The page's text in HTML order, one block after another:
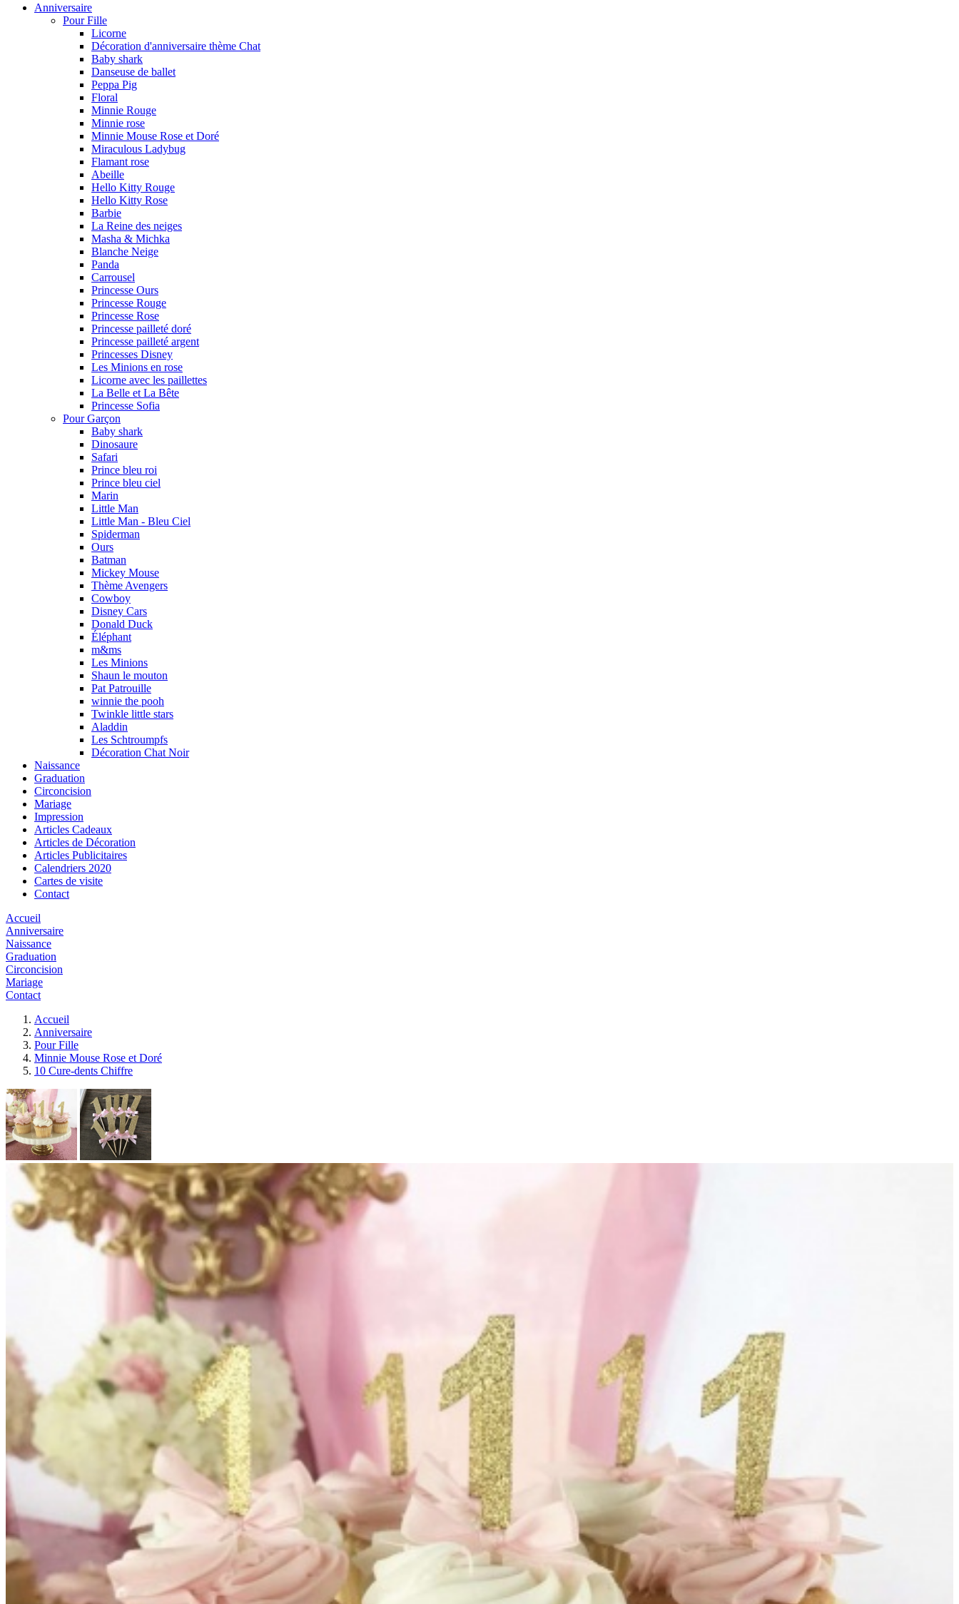
Anniversaire
Pour Fille
Licorne
Décoration d'anniversaire thème Chat
Baby shark
Danseuse de ballet
Peppa Pig
Floral
Minnie Rouge
Minnie rose
Minnie Mouse Rose et Doré
Miraculous Ladybug
Flamant rose
Abeille
Hello Kitty Rouge
Hello Kitty Rose
Barbie
La Reine des neiges
Masha & Michka
Blanche Neige
Panda
Carrousel
Princesse Ours
Princesse Rouge
Princesse Rose
Princesse pailleté doré
Princesse pailleté argent
Princesses Disney
Les Minions en rose
Licorne avec les paillettes
La Belle et La Bête
Princesse Sofia
Pour Garçon
Baby shark
Dinosaure
Safari
Prince bleu roi
Prince bleu ciel
Marin
Little Man
Little Man - Bleu Ciel
Spiderman
Ours
Batman
Mickey Mouse
Thème Avengers
Cowboy
Disney Cars
Donald Duck
Éléphant
m&ms
Les Minions
Shaun le mouton
Pat Patrouille
winnie the pooh
Twinkle little stars
Aladdin
Les Schtroumpfs
Décoration Chat Noir
Naissance
Graduation
Circoncision
Mariage
Impression
Articles Cadeaux
Articles de Décoration
Articles Publicitaires
Calendriers 2020
Cartes de visite
Contact
Accueil
Anniversaire
Naissance
Graduation
Circoncision
Mariage
Contact
Accueil
Anniversaire
Pour Fille
Minnie Mouse Rose et Doré
10 Cure-dents Chiffre